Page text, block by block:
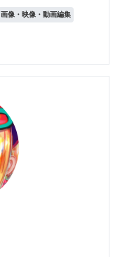
画像・映像・動画編集